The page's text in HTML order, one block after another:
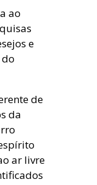
ao
e
de
da
ar livre